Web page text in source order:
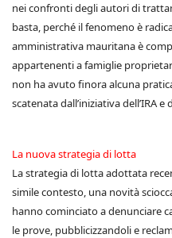
nei confronti degli autori di
basta, perché il fenomeno è
amministrativa mauritana è
appartenenti a famiglie
non ha avuto finora alcuna
scatenata dall’iniziativa dell’IRA e
La nuova strategia di lotta
La strategia di lotta adottata
simile contesto, una novità
hanno cominciato a denunciare
le prove, pubblicizzandoli e